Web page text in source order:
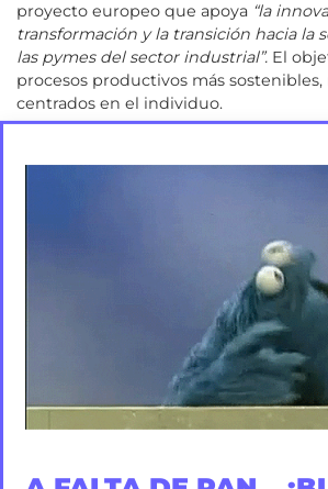
proyecto europeo que apoya “la
transformación yla transición hacia la
las pymes del sector industrial”. El
procesos productivos más
centrados en el individuo.
Motion graphics
El Clúster de Empresas de
su 5ª edición delBusiness Factory